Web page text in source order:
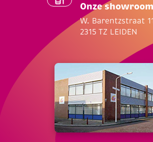
Onze showroom
W. Barentzstraat
2315 TZ LEIDEN